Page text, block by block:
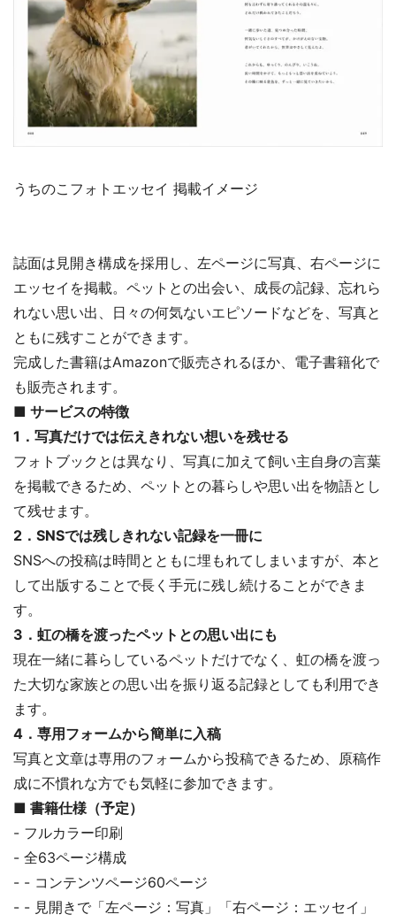
うちのこフォトエッセイ 掲載イメージ
誌面は見開き構成を採用し、左ページに写真、右ページに
エッセイを掲載。ペットとの出会い、成長の記録、忘れら
れない思い出、日々の何気ないエピソードなどを、写真と
ともに残すことができます。
完成した書籍はAmazonで販売されるほか、電子書籍化で
も販売されます。
■ サービスの特徴
1．写真だけでは伝えきれない想いを残せる
フォトブックとは異なり、写真に加えて飼い主自身の言葉
を掲載できるため、ペットとの暮らしや思い出を物語とし
て残せます。
2．SNSでは残しきれない記録を一冊に
SNSへの投稿は時間とともに埋もれてしまいますが、本と
して出版することで長く手元に残し続けることができま
す。
3．虹の橋を渡ったペットとの思い出にも
現在一緒に暮らしているペットだけでなく、虹の橋を渡っ
た大切な家族との思い出を振り返る記録としても利用でき
ます。
4．専用フォームから簡単に入稿
写真と文章は専用のフォームから投稿できるため、原稿作
成に不慣れな方でも気軽に参加できます。
■ 書籍仕様（予定）
- フルカラー印刷
- 全63ページ構成
- - コンテンツページ60ページ
- - 見開きで「左ページ：写真」「右ページ：エッセイ」